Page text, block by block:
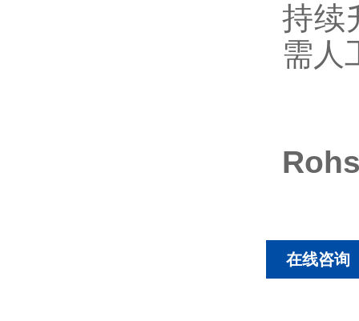
持续
需人
在线咨询